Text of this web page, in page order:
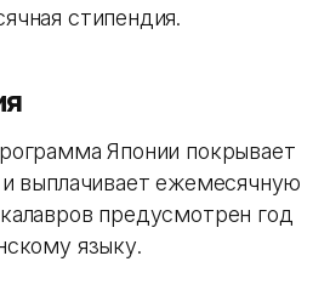
стипендия.
Японии покрывает
выплачивает ежемесячную
предусмотрен год
языку.